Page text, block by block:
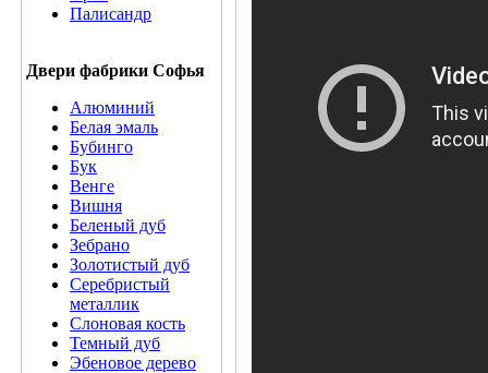
Палисандр
Двери фабрики Софья
Алюминий
Белая эмаль
Бубинго
Бук
Венге
Вишня
Беленый дуб
Зебрано
Золотистый дуб
Серебристый
металлик
Слоновая кость
Темный дуб
Эбеновое дерево